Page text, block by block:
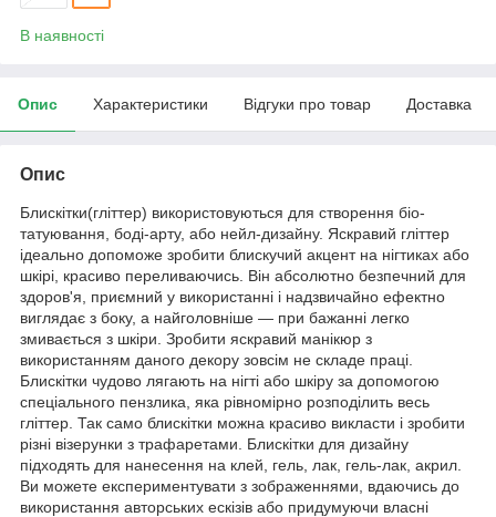
В наявності
Опис Характеристики Відгуки про товар Доставка
Опис
Блискітки(гліттер) використовуються для створення біо-
татуювання, боді-арту, або нейл-дизайну. Яскравий гліттер
ідеально допоможе зробити блискучий акцент на нігтиках або
шкірі, красиво переливаючись. Він абсолютно безпечний для
здоров'я, приємний у використанні і надзвичайно ефектно
виглядає з боку, а найголовніше — при бажанні легко
змивається з шкіри. Зробити яскравий манікюр з
використанням даного декору зовсім не складе праці.
Блискітки чудово лягають на нігті або шкіру за допомогою
спеціального пензлика, яка рівномірно розподілить весь
гліттер. Так само блискітки можна красиво викласти і зробити
різні візерунки з трафаретами. Блискітки для дизайну
підходять для нанесення на клей, гель, лак, гель-лак, акрил.
Ви можете експериментувати з зображеннями, вдаючись до
використання авторських ескізів або придумуючи власні